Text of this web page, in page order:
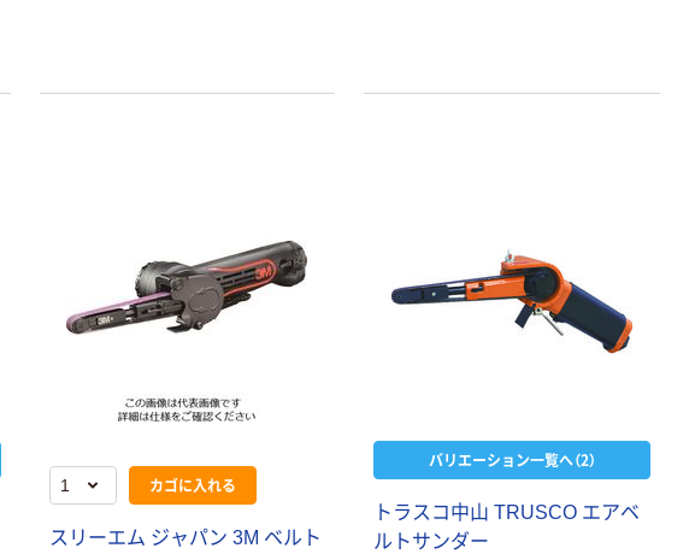
カゴに入れる
スリーエム ジャパン 3M ベルト
バリエーション一覧へ（2）
トラスコ中山 TRUSCO エアベ
ルトサンダー